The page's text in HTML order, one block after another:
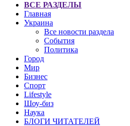
ВСЕ РАЗДЕЛЫ
Главная
Украина
Все новости раздела
События
Политика
Город
Мир
Бизнес
Спорт
Lifestyle
Шоу-биз
Наука
БЛОГИ ЧИТАТЕЛЕЙ